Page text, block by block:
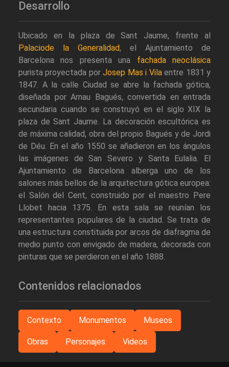
Desarrollo
Ubicado en la plaza de Sant Jaume, frente al
Palaciode la Generalidad, el Ajuntamiento de
Barcelona nos presenta una fachada neoclásica
purista proyectada porJosep Mas i Vilaentre 1831 y
1847. A la calle Ciudad se abre la fachada gótica,
diseñada por Arnau Bagués, convertida en entrada
secundaria cuando se construyó en el siglo XIX la
plaza de Sant Jaume. La decoración escultórica es
de máxima calidad, obra del propio Bagués y de Jordi
de Déu. En el año 1550 se añadieron en los ángulos
las imágenes de San Severo y Santa Eulalia. El
Ajuntamiento de Barcelona alberga uno de los
salones más bellos de la arquitectura gótica europea:
el Salón del Cent, construido por el maestro Pere
Llobet hacia 1375. En esta sala se reunían los
representantes populares de la ciudad. Se trata de
una estructura constituida por arcos de diafragma de
medio punto con envigado de madera, decorada con
pinturas que se perdieron en el año 1888.
Contenidos relacionados
Contexto Monumentos Museos
Obras Personajes Videos